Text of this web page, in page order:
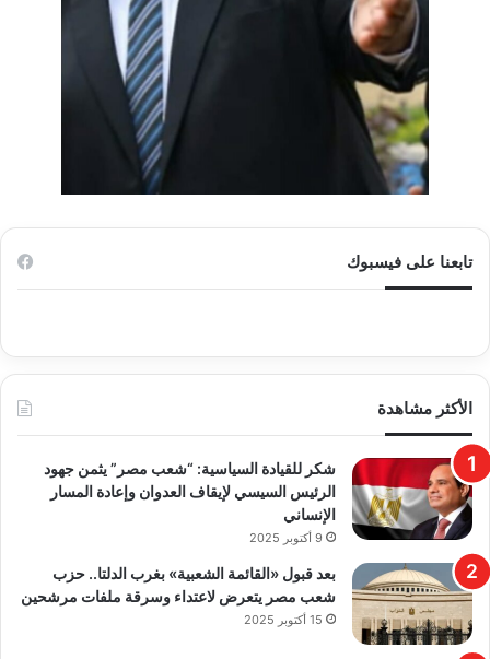
تابعنا على فيسبوك
الأكثر مشاهدة
​شكر للقيادة السياسية: “شعب مصر” يثمن جهود
الرئيس السيسي لإيقاف العدوان وإعادة المسار
الإنساني
9 أكتوبر 2025
بعد قبول «القائمة الشعبية» بغرب الدلتا.. حزب
شعب مصر يتعرض لاعتداء وسرقة ملفات مرشحين
15 أكتوبر 2025